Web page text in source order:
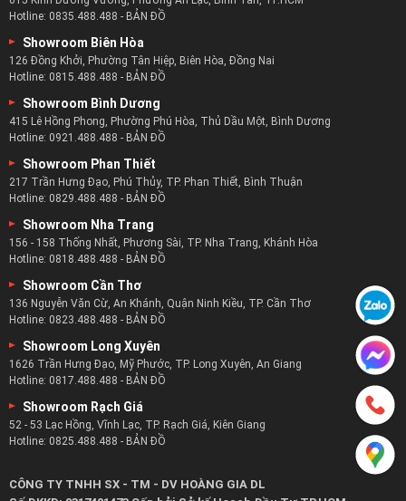
Thật không may, cảm giác tương tự có thể thiếu khi bạn có
ít bữa tối cùng nhau do lịch trình làm việc hoặc các nghĩa
vụ khác. Đó là lý do tại sao điều quan trọng là phải tìm một
vị trí trong bàn ghế ăn để mọi người có cơ hội nói chuyện
với nhau mà không la hét và không cần phải dựa vào quá
gần. Chỗ đó được gọi là đầu bàn.
Bàn ghế ăn hiện đại
“Bàn ghế ăn là gì?” là một câu hỏi sẽ có câu trả lời vào một
ngày không xa. Tất cả chúng tôi đều muốn tìm hiểu thêm
về nó. Hiện tại, bài viết cung cấp một nền tảng quan trọng
về bàn ghế ăn nói chung cũng như lịch sử và chức năng của
Hotline: 0835.488.488 - BẢN ĐỒ
Showroom Biên Hòa
126 Đồng Khởi, Phường Tân Hiệp, Biên Hòa, Đồng Nai
Hotline: 0815.488.488 - BẢN ĐỒ
Showroom Bình Dương
415 Lê Hồng Phong, Phường Phú Hòa, Thủ Dầu Một, Bình Dương
Hotline: 0921.488.488 - BẢN ĐỒ
Showroom Phan Thiết
217 Trần Hưng Đạo, Phú Thủy, TP. Phan Thiết, Bình Thuận
Hotline: 0829.488.488 - BẢN ĐỒ
Showroom Nha Trang
156 - 158 Thống Nhất, Phương Sài, TP. Nha Trang, Khánh Hòa
Hotline: 0818.488.488 - BẢN ĐỒ
Showroom Cần Thơ
136 Nguyễn Văn Cừ, An Khánh, Quận Ninh Kiều, TP. Cần Thơ
Hotline: 0823.488.488 - BẢN ĐỒ
Showroom Long Xuyên
1626 Trần Hưng Đạo, Mỹ Phước, TP. Long Xuyên, An Giang
Hotline: 0817.488.488 - BẢN ĐỒ
Showroom Rạch Giá
52 - 53 Lạc Hồng, Vĩnh Lạc, TP. Rạch Giá, Kiên Giang
Hotline: 0825.488.488 - BẢN ĐỒ
CÔNG TY TNHH SX - TM - DV HOÀNG GIA DL